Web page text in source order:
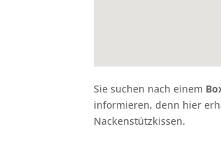
Sie suchen nach einem
informieren, denn hier
Nackenstützkissen.